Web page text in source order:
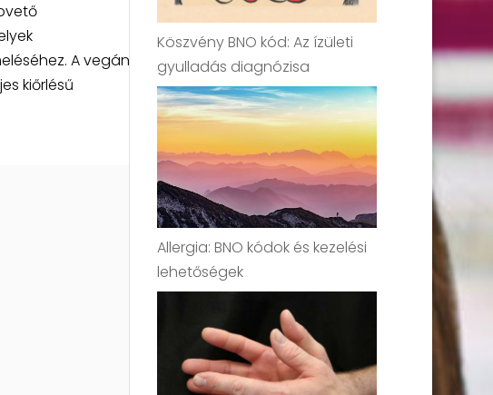
A vegán
kiőrlésű
Köszvény BNO kód: Az ízületi
gyulladás diagnózisa
Allergia: BNO kódok és kezelési
lehetőségek